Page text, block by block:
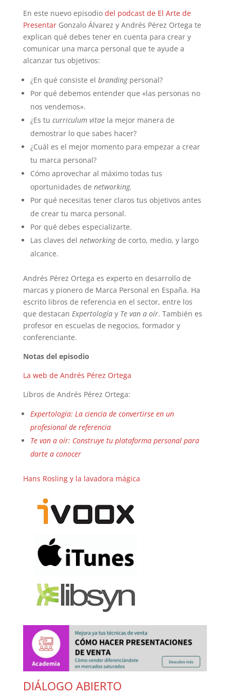
En este nuevo episodio del podcast de El Arte de
PresentarGonzalo Álvarez y Andrés Pérez Ortega te
explican qué debes tener en cuenta para crear y
comunicar una marca personal que te ayude a
alcanzar tus objetivos:
¿En qué consiste el brandingpersonal?
Por qué debemos entender que «las personas no
nos vendemos».
¿Es tu curriculum vitaela mejor manera de
demostrar lo que sabes hacer?
¿Cuál es el mejor momento para empezar a crear
tu marca personal?
Cómo aprovechar al máximo todas tus
oportunidades de networking.
Por qué necesitas tener claros tus objetivos antes
de crear tu marca personal.
Por qué debes especializarte.
Las claves del networkingde corto, medio, y largo
alcance.
Andrés Pérez Ortega es experto en desarrollo de
marcas y pionero de Marca Personal en España. Ha
escrito libros de referencia en el sector, entre los
que destacan Expertologíay Te van a oír. También es
profesor en escuelas de negocios, formador y
conferenciante.
Notas del episodio
La web de Andrés Pérez Ortega
Libros de Andrés Pérez Ortega:
Expertología: La ciencia de convertirse en un
profesional de referencia
Te van a oír: Construye tu plataforma personal para
darte a conocer
Hans Rosling y la lavadora mágica
DIÁLOGO ABIERTO